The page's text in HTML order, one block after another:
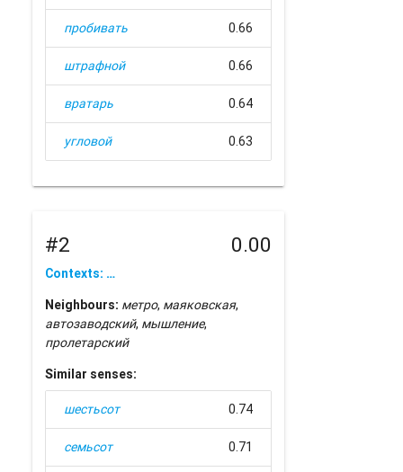
пробивать 0.66
штрафной 0.66
вратарь 0.64
угловой 0.63
#2 0.00
Contexts: …
Neighbours: метро, маяковская,
автозаводский, мышление,
пролетарский
Similar senses:
шестьсот 0.74
семьсот 0.71